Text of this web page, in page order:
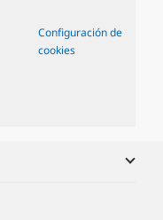
Configuración de
cookies